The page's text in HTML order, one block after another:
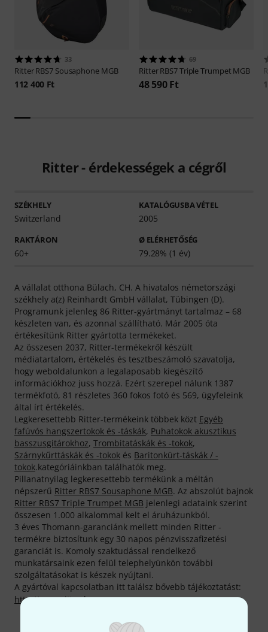
33
RitterRBS7 Sousaphone MGB
112 400 Ft
69
RitterRBS7 Triple Trumpet MGB
48 590 Ft
Ritter - érdekességek a cégről
SZÉKHELY
Switzerland
KATALÓGUSBA VÉTEL
2005
RAKTÁRON
60+
Ø ELÉRHETŐSÉG
79.28% (1 év)
A vállalat otthona Bülach, CH. A hivatalos németországi
székhely a(z) Reinhardt GmbH vállalat, Tübingen (D).
Programunk jelenleg 86 Ritter-gyártmányt tartalmaz – 68
készleten van, és azonnal szállítható. Már 2005 óta
értékesítünk Ritter gyártotta termékeket.
Az összesen 2037, Ritter-termékekről készült
médiatartalom, értékelés és tesztbeszámoló szavatolja,
hogy weboldalunkon a legalaposabb kiegészítő
információkhoz juss hozzá. Ezért szerepel nálunk 1387
termékfotó, 81 részletes 360 fokos fotó és 569, ügyfeleink
által írt értékelés.
Legkeresettebb Ritter-termékeink többek közt Egyéb
fafúvós hangszertokok és -táskák, Puhatokok akusztikus
basszusgitárokhoz, Trombitatáskák és -tokok,
Szárnykűrttáskák és -tokok és Baritonkürt-táskák / -
tokok.kategóriáinkban találhatók meg.
Pillanatnyilag legkeresettebb termékünk a méltán
népszerű Ritter RBS7 Sousaphone MGB. Az abszolút bajnok
Ritter RBS7 Triple Trumpet MGB jelenlegi adataink szerint
összesen 1.000 alkalommal kelt el áruházunkból.
3 éves Thomann-garanciánk mellett minden Ritter -
termékre biztosítunk egy 30 napos pénzvisszafizetési
garanciát is. Komoly szaktudással rendelkező
munkatársaink ezen felül telephelyünkön további
szolgáltatásokat is készek nyújtani.
A gyártóval kapcsolatban itt találsz bővebb tájékoztatást:
http://www.ritter-bags.com